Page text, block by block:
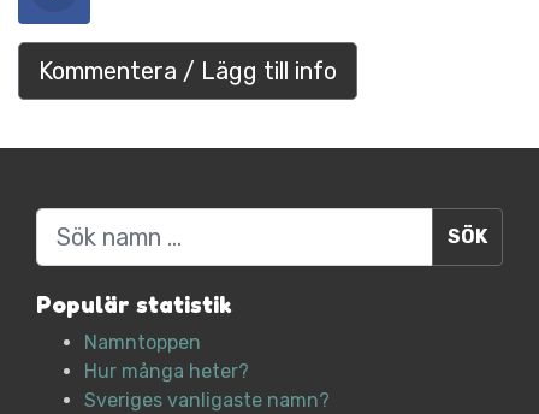
Kommentera / Lägg till info
Sök
Populär statistik
Namntoppen
Hur många heter?
Sveriges vanligaste namn?